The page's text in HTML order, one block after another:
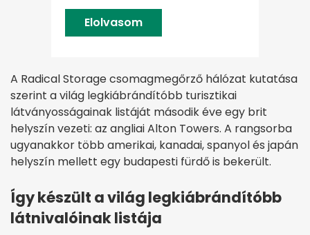
Elolvasom
A Radical Storage csomagmegőrző hálózat kutatása
szerint a világ legkiábrándítóbb turisztikai
látványosságainak listáját második éve egy brit
helyszín vezeti: az angliai Alton Towers. A rangsorba
ugyanakkor több amerikai, kanadai, spanyol és japán
helyszín mellett egy budapesti fürdő is bekerült.
Így készült a világ legkiábrándítóbb
látnivalóinak listája